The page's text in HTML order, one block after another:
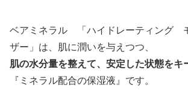
ベアミネラル 「ハイドレーティング
ザー」は、肌に潤いを与えつつ、
肌の水分量を整えて、安定した状態をキ
『ミネラル配合の保湿液』です。